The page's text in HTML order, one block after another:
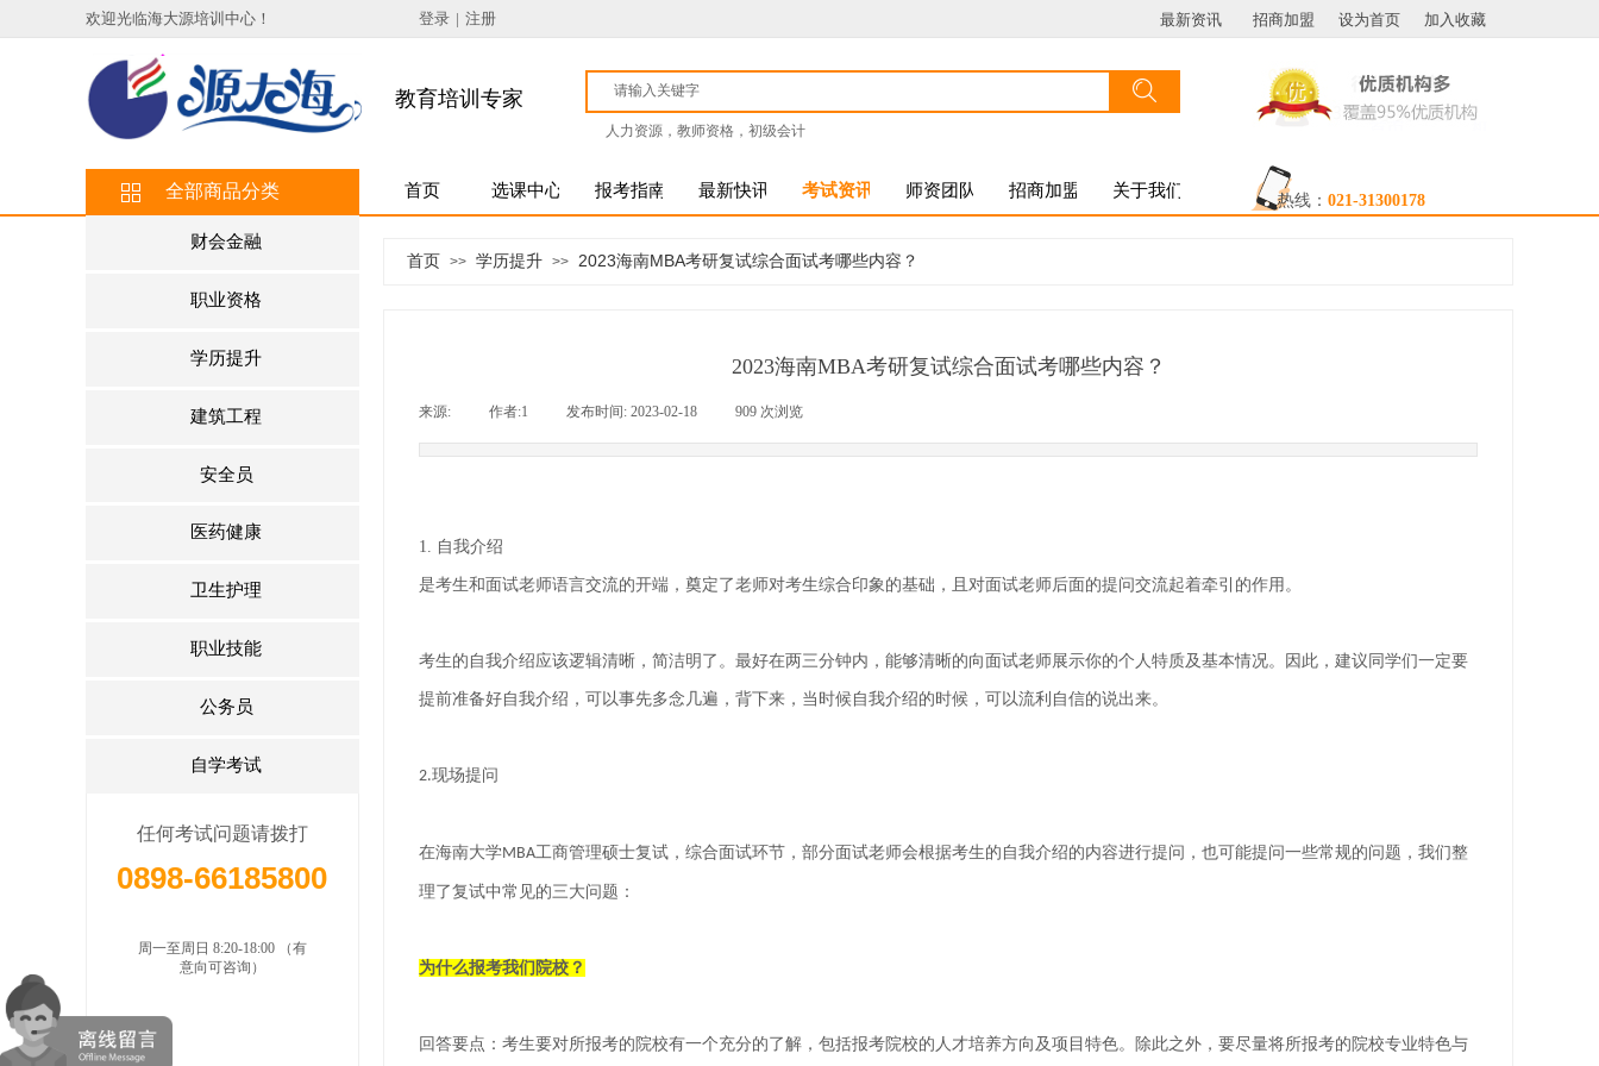
最新资讯
登录 | 注册 设为首页 加入收藏
招商加盟
欢迎光临海大源培训中心 ！
搜索
人力资源，教师资格，初级会计
按钮文本
教育培训专家
首页 选课中心 报考指南 最新快讯 考试资讯 师资团队 招商加盟 关于我们
全部商品分类 热线： 021-31300178
首页 >> 学历提升 >> 2023海南MBA考研复试综合面试考哪些内容？
2023海南MBA考研复试综合面试考哪些内容？
来源: 作者:1 发布时间: 2023-02-18 909 次浏览
1. 自我介绍
是考生和面试老师语言交流的开端，奠定了老师对考生综合印象的基础，且对面试老师后面的提问交流起着牵引的作用。
考生的自我介绍应该逻辑清晰，简洁明了。 最好在两三分钟内，能够清晰的向面试老师展示你的个人特质及基本情况。因此，建议同学们一定要
提前准备好自我介绍， 可以事先多念几遍，背下来，当时候自我介绍的时候，可以流利自信的说出来。
2.现场提问
在海南大学MBA工商管理硕士复试，综合面试环节，部分面试老师会根据考生的 自我介绍的内容进行提问，也可能提问一些常规的问题，我们整
理了复试中常见的三大问题：
为什么报考我们院校？
回答要点： 考生要对所报考的院校有一个充分的了解，包括报考院校的人才培养方向及项目特色。除此之外，要尽量将所报考的院校专业特色与
财会金融
职业资格
学历提升
建筑工程
安全员
医药健康
卫生护理
职业技能
公务员
自学考试
周一至周日 8:20-18:00 （有
意向可咨询）
任何考试问题请拨打
0898-66185800